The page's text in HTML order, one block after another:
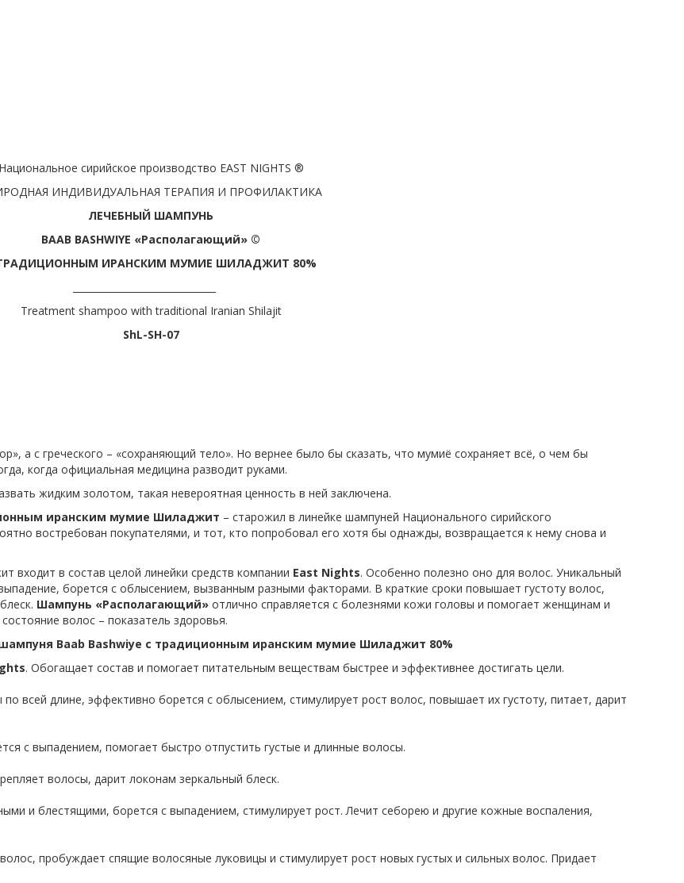
Национальное сирийское производство EAST NIGHTS ®
ИНДИВИДУАЛЬНАЯ ТЕРАПИЯ И ПРОФИЛАКТИКА
ЛЕЧЕБНЫЙ ШАМПУНЬ
BAAB BASHWIYE «Располагающий» ©
ИРАНСКИМ МУМИЕ ШИЛАДЖИТ 80%
Treatment shampoo with traditional Iranian Shilajit
ShL-SH-07
а с греческого – «сохраняющий тело». Но вернее было бы сказать, что мумиё сохраняет всё, о чем бы
когда официальная медицина разводит руками.
жидким золотом, такая невероятная ценность в ней заключена.
иранским мумие Шиладжит – старожил в линейке шампуней Национального сирийского
востребован покупателями, и тот, кто попробовал его хотя бы однажды, возвращается к нему снова и
входит в состав целой линейки средств компании East Nights. Особенно полезно оно для волос. Уникальный
борется с облысением, вызванным разными факторами. В краткие сроки повышает густоту волос,
Шампунь «Располагающий» отлично справляется с болезнями кожи головы и помогает женщинам и
волос – показатель здоровья.
Baab Bashwiye с традиционным иранским мумие Шиладжит 80%
. Обогащает состав и помогает питательным веществам быстрее и эффективнее достигать цели.
по всей длине, эффективно борется с облысением, стимулирует рост волос, повышает их густоту, питает, дарит
с выпадением, помогает быстро отпустить густые и длинные волосы.
волосы, дарит локонам зеркальный блеск.
и блестящими, борется с выпадением, стимулирует рост. Лечит себорею и другие кожные воспаления,
пробуждает спящие волосяные луковицы и стимулирует рост новых густых и сильных волос. Придает